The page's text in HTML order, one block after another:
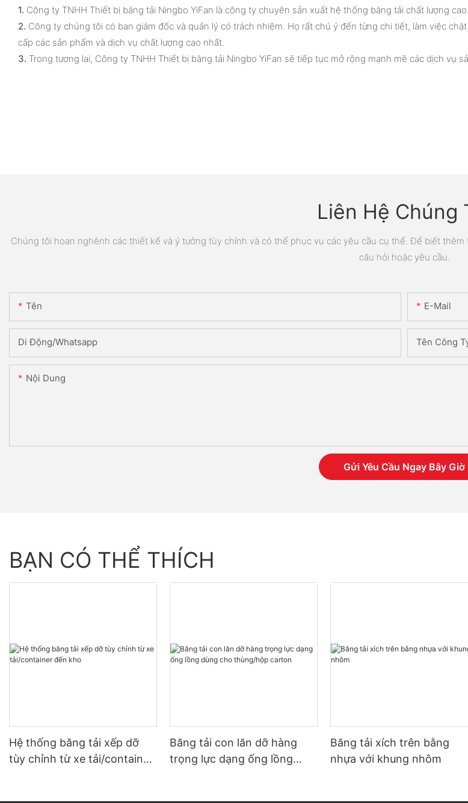
1. Công ty TNHH Thiết bị băng tải Ningbo YiFan là công ty chuyên sản xuất hệ thống băng tải chất lượng cao.
2. Công ty chúng tôi có ban giám đốc và quản lý có trách nhiệm. Họ rất chú ý đến từng chi tiết, làm việc
cấp các sản phẩm và dịch vụ chất lượng cao nhất.
3. Trong tương lai, Công ty TNHH Thiết bị băng tải Ningbo YiFan sẽ tiếp tục mở rộng mạnh mẽ các dịch vụ
Liên Hệ Chúng
Chúng tôi hoan nghênh các thiết kế và ý tưởng tùy chỉnh và có thể phục vụ các yêu cầu cụ thể. Để biết
câu hỏi hoặc yêu cầu.
Tên E-Mail
Di Động/Whatsapp Tên Công
Nội Dung
Gửi Yêu Cầu Ngay Bây Giờ
BẠN CÓ THỂ THÍCH
Hệ thống băng tải xếp dỡ
tùy chỉnh từ xe tải/container
Băng tải con lăn dỡ hàng
trọng lực dạng ống lồng
Băng tải xích trên bằng
nhựa với khung nhôm